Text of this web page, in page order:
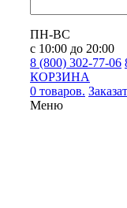
ПН-ВС
с 10:00 до 20:00
8 (800) 302-77-06
КОРЗИНА
0 товаров.
Меню